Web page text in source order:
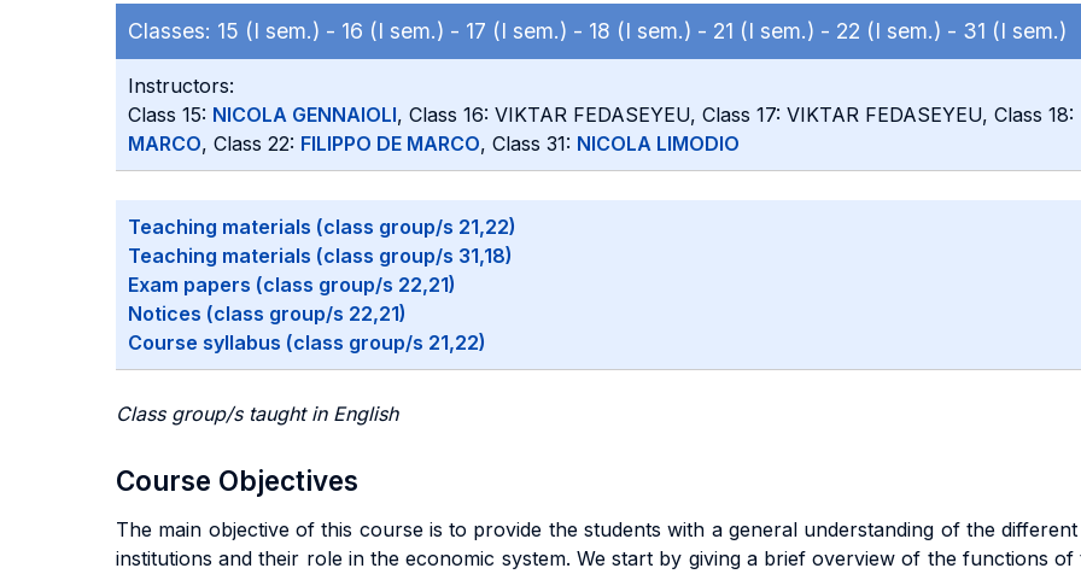
Classes: 15 (I sem.) - 16 (I sem.) - 17 (I sem.) - 18 (I sem.) - 21 (I sem.) - 22 (I sem.) - 31 (I sem.)
Instructors:
Class 15: NICOLA GENNAIOLI, Class 16: VIKTAR FEDASEYEU, Class 17: VIKTAR FEDASEYEU, Class 18:
MARCO, Class 22: FILIPPO DE MARCO, Class 31: NICOLA LIMODIO
Teaching materials (class group/s 21,22)
Teaching materials (class group/s 31,18)
Exam papers (class group/s 22,21)
Notices (class group/s 22,21)
Course syllabus (class group/s 21,22)
Class group/s taught in English
Course Objectives
The main objective of this course is to provide the students with a general understanding of the
institutions and their role in the economic system. We start by giving a brief overview of the functions